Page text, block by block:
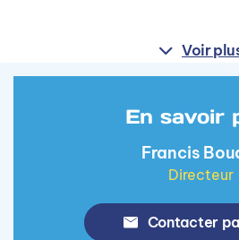
Voir
En savoir
Francis
Directeur
Contacter